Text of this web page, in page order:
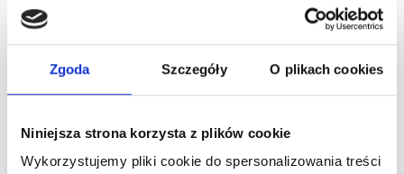
Zgoda Szczegóły O plikach cookies
Niniejsza strona korzysta z plików cookie
Wykorzystujemy pliki cookie do spersonalizowania treści
NAPOJE
Alkohol udostępniamy po zakończeniu zawodów na torze